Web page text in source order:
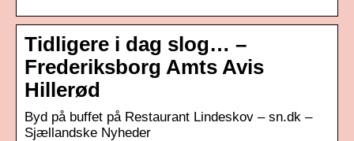
Tidligere i dag slog… –
Frederiksborg Amts Avis
Hillerød
Byd på buffet på Restaurant Lindeskov – sn.dk –
Sjællandske Nyheder